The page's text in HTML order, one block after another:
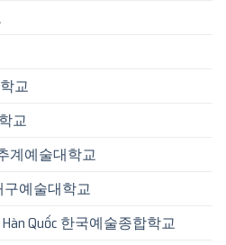
교
교
계예술대학교
구예술대학교
Quốc 한국예술종합학교